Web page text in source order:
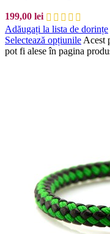
199,00 lei
Adăugați la lista de dorințe
Selectează opțiunile Acest
pot fi alese în pagina